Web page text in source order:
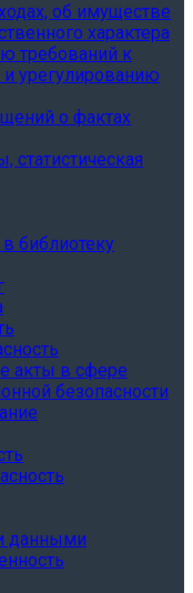
об имуществе
характера
требований к
урегулированию
о фактах
статистическая
библиотеку
акты в сфере
безопасности
данными